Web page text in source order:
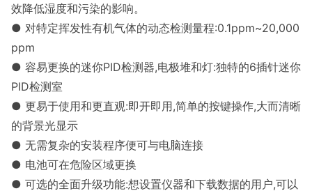
效降低湿度和污染的影响。
● 对特定挥发性有机气体的动态检测量程:0.1ppm~20,000
ppm
● 容易更换的迷你PID检测器,电极堆和灯:独特的6插针迷你
PID检测室
● 更易于使用和更直观:即开即用,简单的按键操作,大而清晰
的背景光显示
● 无需复杂的安装程序便可与电脑连接
● 电池可在危险区域更换
● 可选的全面升级功能:想设置仪器和下载数据的用户,可以